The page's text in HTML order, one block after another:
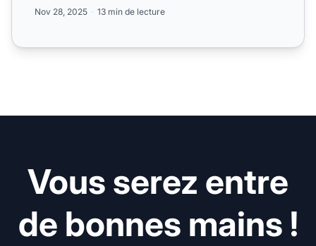
Nov 28, 2025 13 min de lecture
Vous serez entre
de bonnes mains !